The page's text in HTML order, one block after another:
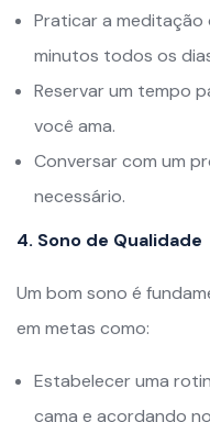
Praticar a meditação
minutos todos os
Reservar um tempo
você ama.
Conversar com um
necessário.
4. Sono de Qualidade
Um bom sono é
em metas como:
Estabelecer uma
cama e acordando